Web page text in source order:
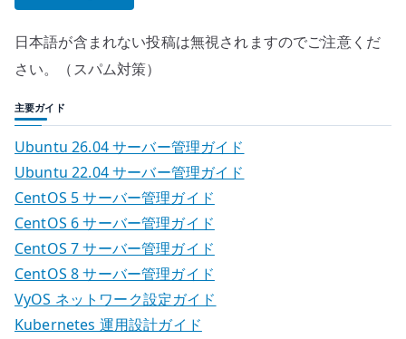
日本語が含まれない投稿は無視されますのでご注意くだ
さい。（スパム対策）
主要ガイド
Ubuntu 26.04 サーバー管理ガイド
Ubuntu 22.04 サーバー管理ガイド
CentOS 5 サーバー管理ガイド
CentOS 6 サーバー管理ガイド
CentOS 7 サーバー管理ガイド
CentOS 8 サーバー管理ガイド
VyOS ネットワーク設定ガイド
Kubernetes 運用設計ガイド